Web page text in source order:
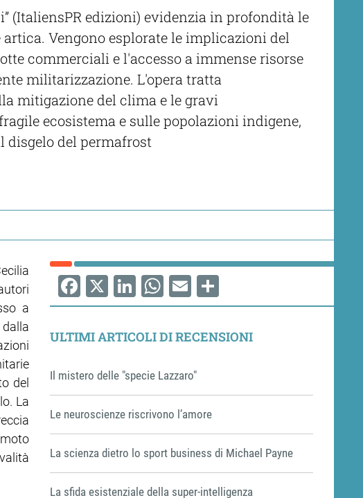
(ItaliensPR edizioni) evidenzia in profondità le
Vengono esplorate le implicazioni del
commerciali e l'accesso a immense risorse
militarizzazione. L'opera tratta
mitigazione del clima e le gravi
ecosistema e sulle popolazioni indigene,
del permafrost
a
del
La
Facebook
X LinkedIn
WhatsApp
EmailShare
ULTIMI ARTICOLI DI RECENSIONI
Il mistero delle "specie Lazzaro"
Le neuroscienze riscrivono l’amore
La scienza dietro lo sport business di Michael Payne
La sfida esistenziale della super-intelligenza